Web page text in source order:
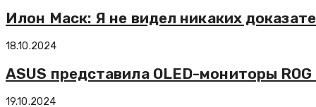
Илон Маск: Я не видел никаких
18.10.2024
ASUS представила OLED-мониторы
19.10.2024